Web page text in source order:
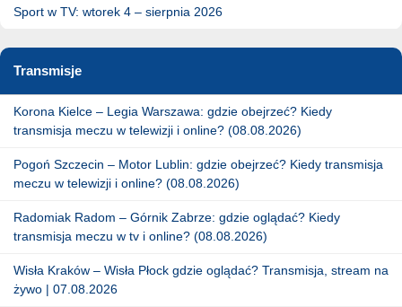
Sport w TV: wtorek 4 – sierpnia 2026
Transmisje
Korona Kielce – Legia Warszawa: gdzie obejrzeć? Kiedy
transmisja meczu w telewizji i online? (08.08.2026)
Pogoń Szczecin – Motor Lublin: gdzie obejrzeć? Kiedy transmisja
meczu w telewizji i online? (08.08.2026)
Radomiak Radom – Górnik Zabrze: gdzie oglądać? Kiedy
transmisja meczu w tv i online? (08.08.2026)
Wisła Kraków – Wisła Płock gdzie oglądać? Transmisja, stream na
żywo | 07.08.2026